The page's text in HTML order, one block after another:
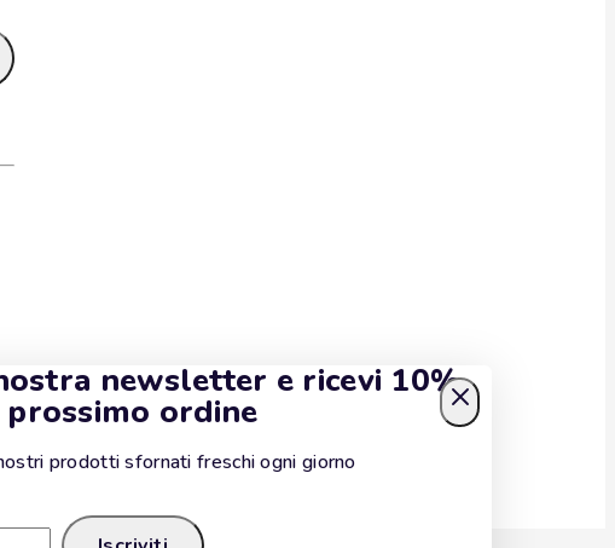
newsletter e ricevi 10%
ordine
prodotti sfornati freschi ogni giorno